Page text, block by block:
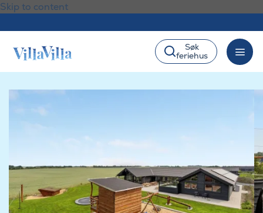
Skip to content
Søk
feriehus